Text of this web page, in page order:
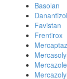
Basolan
Danantizol
Favistan
Frentirox
Mercasolyl
Mercazole
Mercazolyl